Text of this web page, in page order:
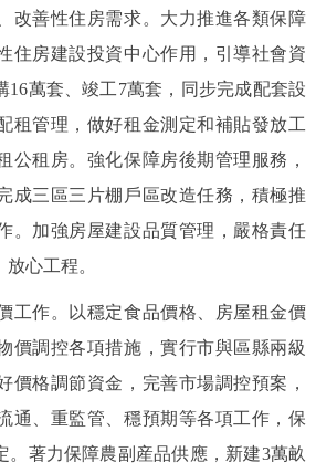
改善性住房需求。大力推進各類保障
住房建設投資中心作用，引導社會資
16萬套、竣工7萬套，同步完成配套設
租管理，做好租金測定和補貼發放工
公租房。強化保障房後期管理服務，
成三區三片棚戶區改造任務，積極推
。加強房屋建設品質管理，嚴格責任
心工程。
作。以穩定食品價格、房屋租金價
價調控各項措施，實行市與區縣兩級
價格調節資金，完善市場調控預案，
通、重監管、穩預期等各項工作，保
。著力保障農副産品供應，新建3萬畝